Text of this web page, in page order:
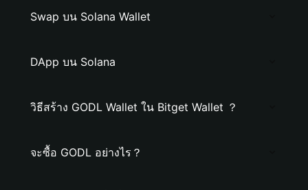
Swap บน Solana Wallet
DApp บน Solana
วิธีสร้าง GODL Wallet ใน Bitget Wallet ？
จะซื้อ GODL อย่างไร？